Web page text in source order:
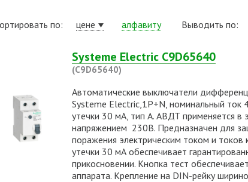
по: цене алфавиту Выводить по:
Systeme Electric C9D65640
(C9D65640)
Автоматические выключатели
Systeme Electric,1P+N, номинальный ток
утечки 30 мА, тип А. АВДТ применяется в
напряжением 230В. Предназначен для
поражения электрическим током и токов
утечки 30 мА обеспечивает
прикосновении. Кнопка тест
аппарата. Крепление на DIN-рейку